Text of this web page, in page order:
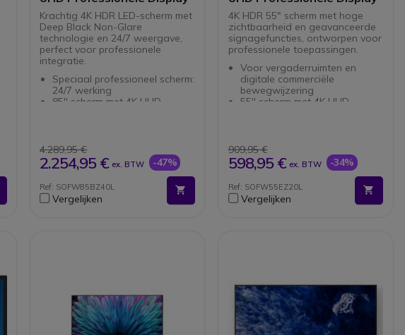
Krachtig 4K HDR LED-scherm met
Deep Black Non-Glare
technologie en 24/7 weergave,
perfect voor professionele
integratie.
Speciaal professioneel scherm:
24/7 werking
85'' scherm met 4K UHD-
Deep Black Non-Glare
technologie om reflecties te
minimaliseren
Geïntegreerde Android TV met
ondersteuning voor Google
Meet
4.289,95 €
2.254,95 € ex. BTW -47%
Ref: SOFW85BZ40L
Vergelijken
4K HDR 55" scherm met hoge
zichtbaarheid en geavanceerde
signagefuncties, ontworpen voor
professionele toepassingen.
Voor vergaderruimten en
digitale commerciële
bewegwijzering
55'' scherm met 4K UHD-
X-Reality PRO:
beeldverbetering bij lage
resolutie
X-Balanced luidsprekers:
helder geluid
Zijaansluitingen:
909,95 €
598,95 € ex. BTW -34%
Ref: SOFW55EZ20L
Vergelijken